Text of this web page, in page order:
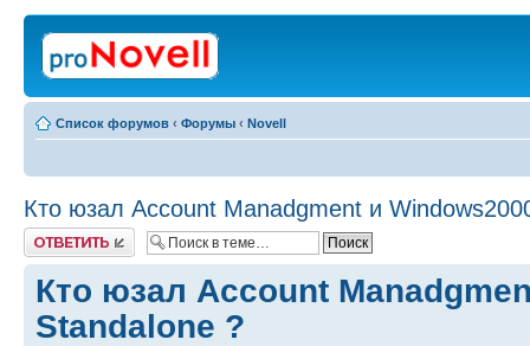
Список форумов ‹ Форумы ‹ Novell
Кто юзал Account Manadgment и
Ответить
Кто юзал Account
Standalone ?